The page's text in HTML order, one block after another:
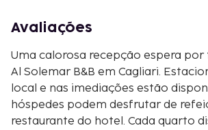
Avaliações
Uma calorosa recepção espera
Al Solemar B&B em Cagliari.
local e nas imediações estão
hóspedes podem desfrutar de
restaurante do hotel. Cada quarto